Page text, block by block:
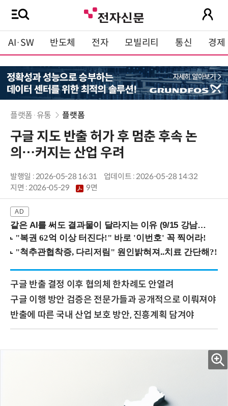
AI·SW 반도체 전자 모빌리티 통신 경제
플랫폼·유통 플랫폼
구글 지도 반출 허가 후 멈춘 후속 논
의…커지는 산업 우려
발행일 : 2026-05-28 16:31
업데이트 : 2026-05-28 14:32
지면 :2026-05-29 9면
같은 AI를 써도 결과물이 달라지는 이유 (9/15 강남역)
구글 반출 결정 이후 협의체 한차례도 안열려
구글 이행 방안 검증은 전문가들과 공개적으로 이뤄져야
반출에 따른 국내 산업 보호 방안, 진흥계획 담겨야